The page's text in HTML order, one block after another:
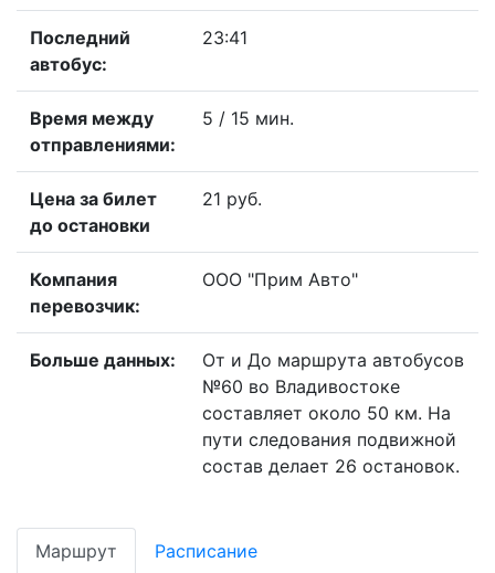
Последний
автобус:
23:41
Время между
отправлениями:
5 / 15 мин.
Цена за билет
до остановки
21 руб.
Компания
перевозчик:
ООО "Прим Авто"
Больше данных:
От и До маршрута автобусов
№60 во Владивостоке
составляет около 50 км. На
пути следования подвижной
состав делает 26 остановок.
Маршрут Расписание